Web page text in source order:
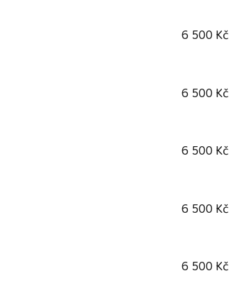
6 500 Kč
6 500 Kč
6 500 Kč
6 500 Kč
6 500 Kč